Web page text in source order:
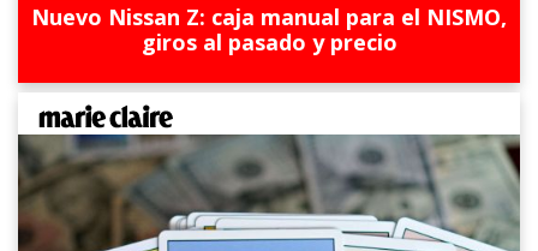
Nuevo Nissan Z: caja manual para el NISMO,
giros al pasado y precio